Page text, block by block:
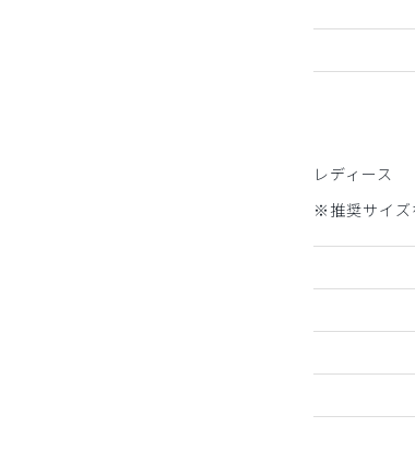
レディース
※推奨サイズ